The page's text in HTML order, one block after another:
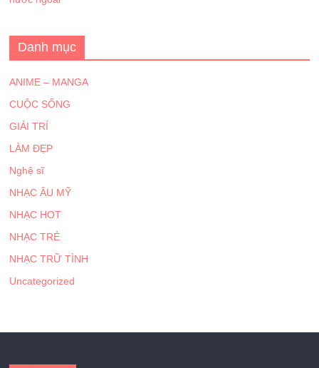
Danh mục
ANIME – MANGA
CUỘC SỐNG
GIẢI TRÍ
LÀM ĐẸP
Nghệ sĩ
NHẠC ÂU MỸ
NHẠC HOT
NHẠC TRẺ
NHẠC TRỮ TÌNH
Uncategorized